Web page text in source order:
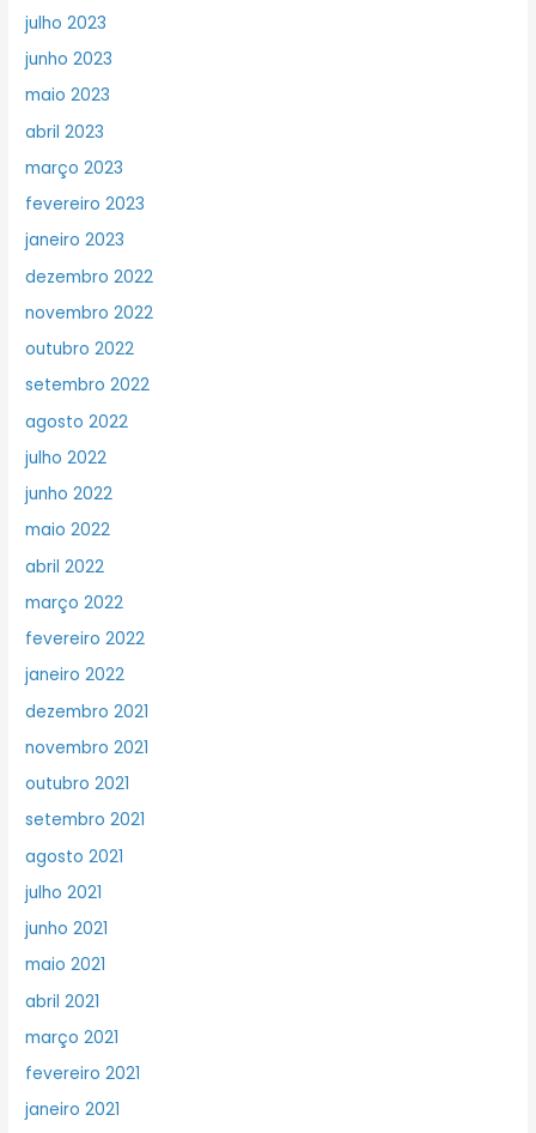
julho 2023
junho 2023
maio 2023
abril 2023
março 2023
fevereiro 2023
janeiro 2023
dezembro 2022
novembro 2022
outubro 2022
setembro 2022
agosto 2022
julho 2022
junho 2022
maio 2022
abril 2022
março 2022
fevereiro 2022
janeiro 2022
dezembro 2021
novembro 2021
outubro 2021
setembro 2021
agosto 2021
julho 2021
junho 2021
maio 2021
abril 2021
março 2021
fevereiro 2021
janeiro 2021